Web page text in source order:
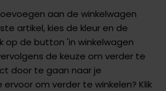
aan de winkelwagen
artikel, kies de kleur en de
op de button 'in winkelwagen
de keuze om verder te
door te gaan naar je
ervoor om verder te winkelen? Klik